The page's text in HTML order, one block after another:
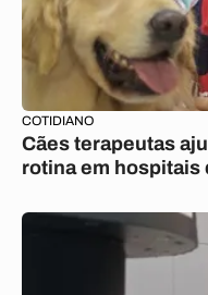
COTIDIANO
Cães terapeutas
rotina em hospitais